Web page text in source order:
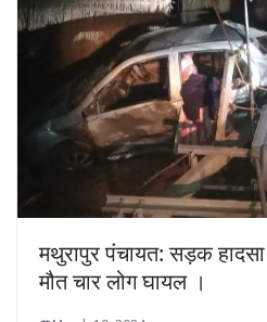
मथुरापुर पंचायत: सड़क
मौत चार लोग घायल ।